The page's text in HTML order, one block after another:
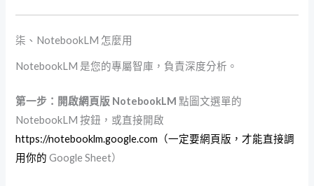
柒、NotebookLM 怎麼用
NotebookLM 是您的專屬智庫，負責深度分析。
第一步：開啟網頁版 NotebookLM 點圖文選單的
NotebookLM 按鈕，或直接開啟
https://notebooklm.google.com（一定要網頁版，才能直接調
用你的 Google Sheet）